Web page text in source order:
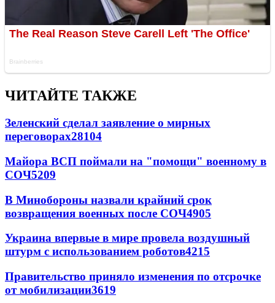
ЧИТАЙТЕ ТАКЖЕ
Зеленский сделал заявление о мирных
переговорах28104
Майора ВСП поймали на "помощи" военному в
СОЧ5209
В Минобороны назвали крайний срок
возвращения военных после СОЧ4905
Украина впервые в мире провела воздушный
штурм с использованием роботов4215
Правительство приняло изменения по отсрочке
от мобилизации3619